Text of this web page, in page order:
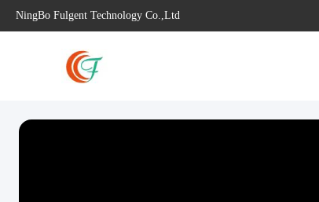
NingBo Fulgent Technology Co.,Ltd